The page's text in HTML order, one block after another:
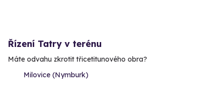
Řízení Tatry v terénu
Máte odvahu zkrotit třicetitunového obra?
Milovice (Nymburk)